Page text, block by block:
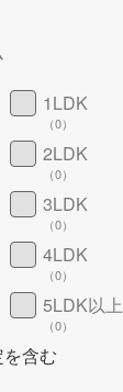
停下車 徒歩6分 他
1LDK
（0）
2LDK
（0）
3LDK
（0）
4LDK
（0）
5LDK以上
（0）
含む